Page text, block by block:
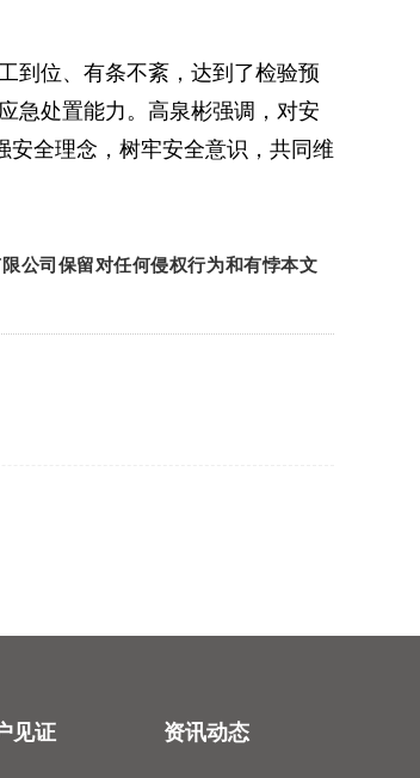
到位、有条不紊，达到了检验预
急处置能力。高泉彬强调， 对安
安全理念，树牢安全意识 ， 共同维
公司 保留对任何侵权行为和有悖本文
见证 资讯动态